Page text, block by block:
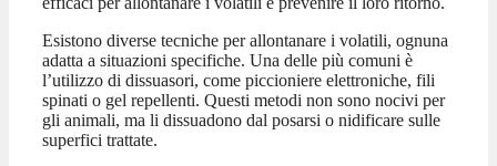
Esistono diverse tecniche per allontanare i volatili, ognuna
adatta a situazioni specifiche. Una delle più comuni è
l’utilizzo di dissuasori, come piccioniere elettroniche, fili
spinati o gel repellenti. Questi metodi non sono nocivi per
gli animali, ma li dissuadono dal posarsi o nidificare sulle
superfici trattate.